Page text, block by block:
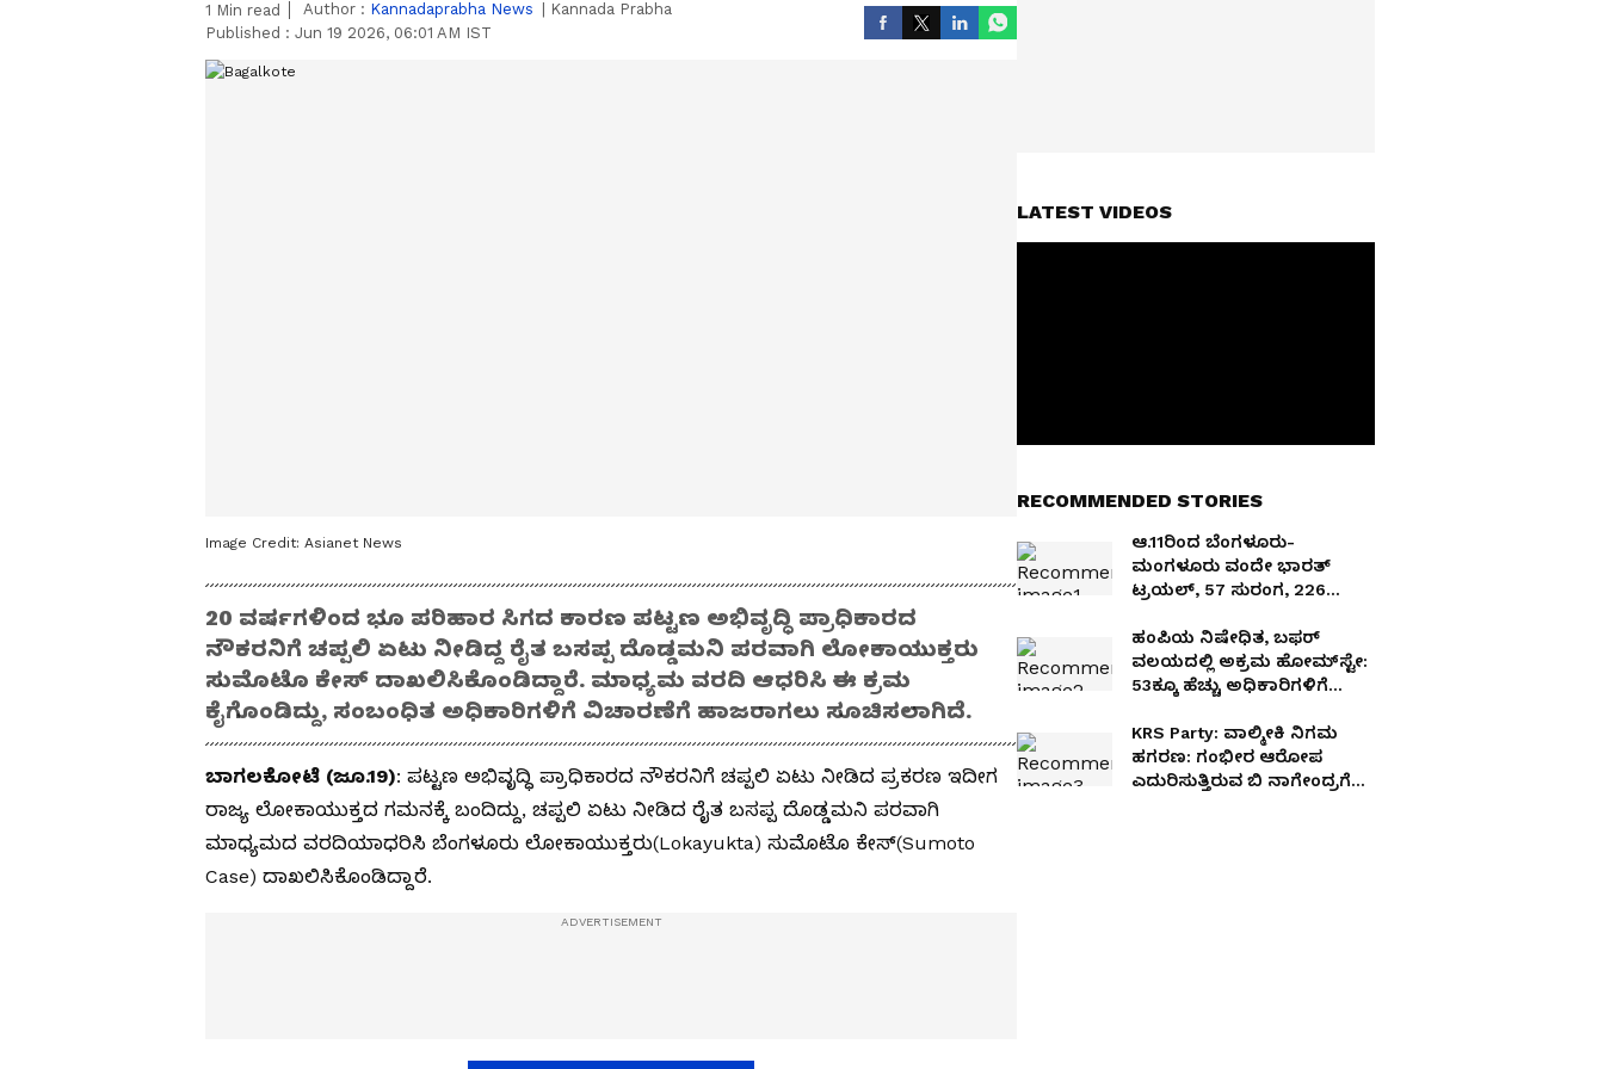
1 Min read Author : Kannadaprabha News
Kannada Prabha
Published : Jun 19 2026, 06:01 AM IST
Image Credit: Asianet News
20 ವರ್ಷಗಳಿಂದ ಭೂ ಪರಿಹಾರ ಸಿಗದ ಕಾರಣ ಪಟ್ಟಣ ಅಭಿವೃದ್ಧಿ ಪ್ರಾಧಿಕಾರದ
ನೌಕರನಿಗೆ ಚಪ್ಪಲಿ ಏಟು ನೀಡಿದ್ದ ರೈತ ಬಸಪ್ಪ ದೊಡ್ಡಮನಿ ಪರವಾಗಿ ಲೋಕಾಯುಕ್ತರು
ಸುಮೊಟೊ ಕೇಸ್ ದಾಖಲಿಸಿಕೊಂಡಿದ್ದಾರೆ. ಮಾಧ್ಯಮ ವರದಿ ಆಧರಿಸಿ ಈ ಕ್ರಮ
ಕೈಗೊಂಡಿದ್ದು, ಸಂಬಂಧಿತ ಅಧಿಕಾರಿಗಳಿಗೆ ವಿಚಾರಣೆಗೆ ಹಾಜರಾಗಲು ಸೂಚಿಸಲಾಗಿದೆ.
ಬಾಗಲಕೋಟೆ (ಜೂ.19): ಪಟ್ಟಣ ಅಭಿವೃದ್ಧಿ ಪ್ರಾಧಿಕಾರದ ನೌಕರನಿಗೆ ಚಪ್ಪಲಿ ಏಟು ನೀಡಿದ ಪ್ರಕರಣ ಇದೀಗ
ರಾಜ್ಯ ಲೋಕಾಯುಕ್ತದ ಗಮನಕ್ಕೆ ಬಂದಿದ್ದು, ಚಪ್ಪಲಿ ಏಟು ನೀಡಿದ ರೈತ ಬಸಪ್ಪ ದೊಡ್ಡಮನಿ ಪರವಾಗಿ
ಮಾಧ್ಯಮದ ವರದಿಯಾಧರಿಸಿ ಬೆಂಗಳೂರು ಲೋಕಾಯುಕ್ತರು(Lokayukta) ಸುಮೊಟೊ ಕೇಸ್‌(Sumoto
Case) ದಾಖಲಿಸಿಕೊಂಡಿದ್ದಾರೆ.
LATEST VIDEOS
RECOMMENDED STORIES
ಆ.11ರಿಂದ ಬೆಂಗಳೂರು-
ಮಂಗಳೂರು ವಂದೇ ಭಾರತ್
ಟ್ರಯಲ್, 57 ಸುರಂಗ, 226
ದಾಟಲಿದೆ ರೈಲು!
ಹಂಪಿಯ ನಿಷೇಧಿತ, ಬಫರ್
ವಲಯದಲ್ಲಿ ಅಕ್ರಮ ಹೋಮ್‌ಸ್ಟೇ:
53ಕ್ಕೂ ಹೆಚ್ಚು ಅಧಿಕಾರಿಗಳಿಗೆ
KRS Party: ವಾಲ್ಮೀಕಿ ನಿಗಮ
ಹಗರಣ: ಗಂಭೀರ ಆರೋಪ
ಎದುರಿಸುತ್ತಿರುವ ಬಿ ನಾಗೇಂದ್ರಗೆ